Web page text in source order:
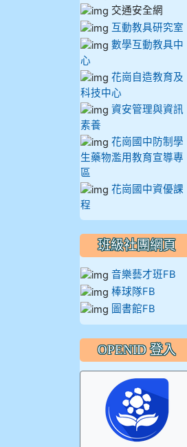
交通安全網
互動教具研究室
數學互動教具中
心
花崗自造教育及
科技中心
資安管理與資訊
素養
花崗國中防制學
生藥物濫用教育宣導專
區
花崗國中資優課
程
班級社團網頁
音樂藝才班FB
棒球隊FB
圖書館FB
OPENID 登入